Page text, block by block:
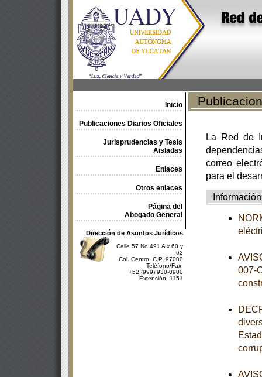
Inicio
Publicaciones Diarios Oficiales
Jurisprudencias y Tesis
Aisladas
Enlaces
Otros enlaces
Página del
Abogado General
Dirección de Asuntos Jurídicos
Calle 57 No 491 A x 60 y
62
Col. Centro, C.P. 97000
Teléfono/Fax:
+52 (999) 930-0900
Extensión: 1151
La Red de
correo
para el
Información
007-